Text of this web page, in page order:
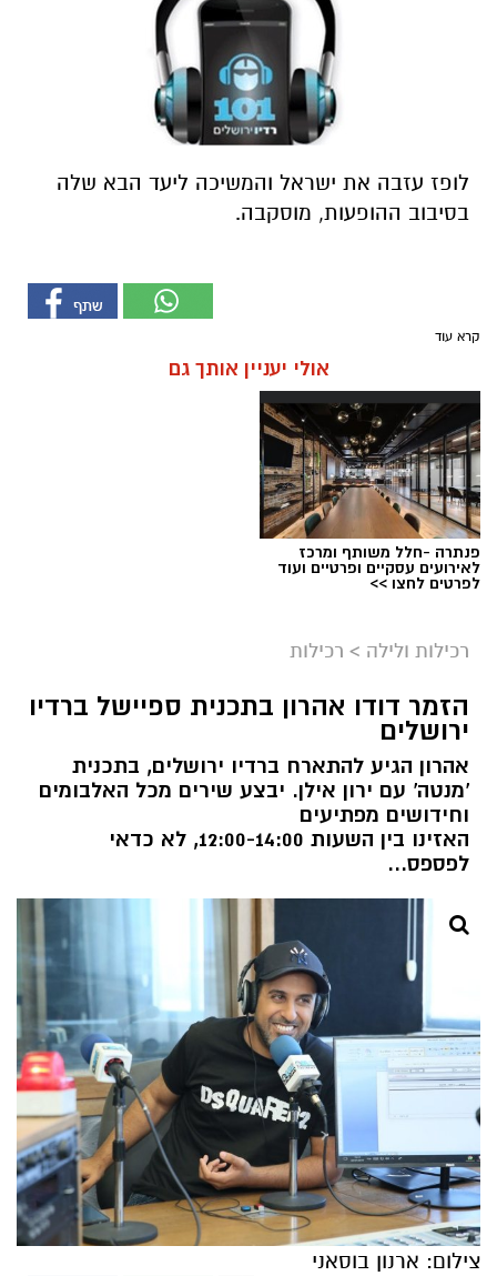
לופז עזבה את ישראל והמשיכה ליעד הבא שלה
בסיבוב ההופעות, מוסקבה.
קרא עוד
אולי יעניין אותך גם
פנתרה -חלל משותף ומרכז
לאירועים עסקיים ופרטיים ועוד
לפרטים לחצו >>
רכילות ולילה > רכילות
הזמר דודו אהרון בתכנית ספיישל ברדיו
ירושלים
אהרון הגיע להתארח ברדיו ירושלים, בתכנית
'מנטה' עם ירון אילן. יבצע שירים מכל האלבומים
וחידושים מפתיעים
האזינו בין השעות 12:00-14:00, לא כדאי
לפספס...
צילום: ארנון בוסאני